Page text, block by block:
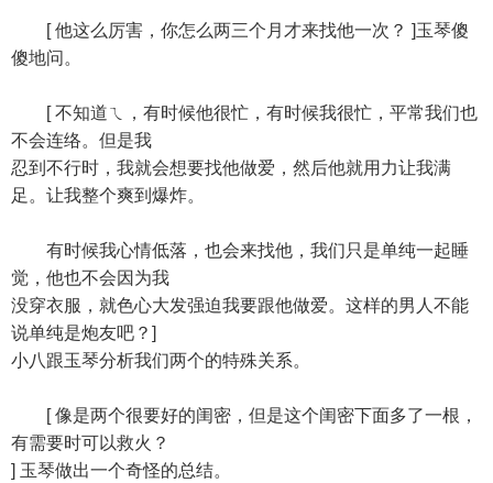
[ 他这么厉害，你怎么两三个月才来找他一次？ ]玉琴傻
傻地问。
[ 不知道ㄟ，有时候他很忙，有时候我很忙，平常我们也
不会连络。但是我
忍到不行时，我就会想要找他做爱，然后他就用力让我满
足。让我整个爽到爆炸。
有时候我心情低落，也会来找他，我们只是单纯一起睡
觉，他也不会因为我
没穿衣服，就色心大发强迫我要跟他做爱。这样的男人不能
说单纯是炮友吧？]
小八跟玉琴分析我们两个的特殊关系。
[ 像是两个很要好的闺密，但是这个闺密下面多了一根，
有需要时可以救火？
] 玉琴做出一个奇怪的总结。